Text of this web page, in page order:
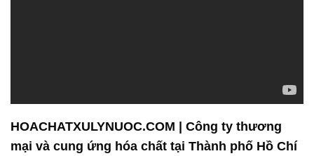
chất công nghiệp hàng đầu tại thị trường Việt Nam.
Với cam kết đem đến những giải pháp hóa chất
chất lượng và chuyên nghiệp, chúng tôi tự hào là